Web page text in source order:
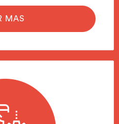
MAS